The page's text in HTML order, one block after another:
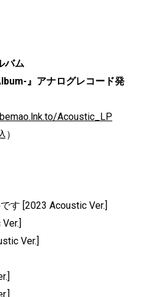
バム
』アナログレコード発
Acoustic_LP
す [2023 Acoustic Ver.]
Ver.]